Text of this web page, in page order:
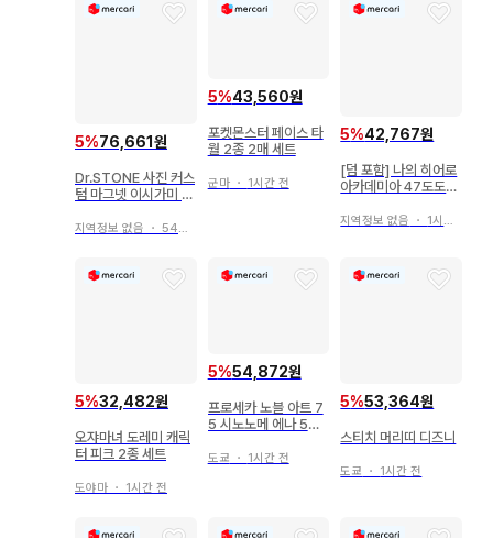
5%76,661원
Dr.STONE 사진 커스
텀 마그넷 이시가미 센
지역정보 없음 ・ 54분 전
5%43,560원
포켓몬스터 페이스 타
월 2종 2매 세트
군마・ 1시간 전
5%42,767원
[덤 포함] 나의 히어로
아카데미아 47도도부
토도로키 쇼토
지역정보 없음 ・ 1시간 전
5%32,482원
오쟈마녀 도레미 캐릭
터 피크 2종 세트
도야마 ・ 1시간 전
5%54,872원
프로세카 노블 아트 7
5 시노노메 에나 5개
도쿄 ・ 1시간 전
5%53,364원
스티치 머리띠 디즈니
도쿄 ・ 1시간 전